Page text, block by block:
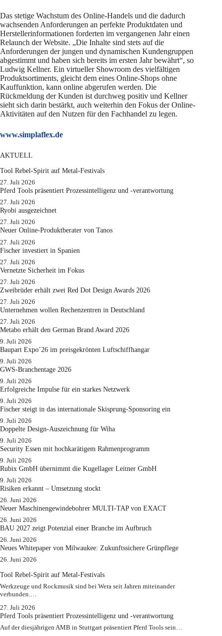
Das stetige Wachstum des Online-Handels und die dadurch
wachsenden Anforderungen an perfekte Produktdaten und
Herstellerinformationen forderten im vergangenen Jahr einen
Relaunch der Website. „Die Inhalte sind stets auf die
Anforderungen der jungen und dynamischen Kundengruppen
abgestimmt und haben sich bereits im ersten Jahr bewährt“, so
Ludwig Kellner. Ein virtueller Showroom des vielfältigen
Produktsortiments, gleicht dem eines Online-Shops ohne
Kauffunktion, kann online abgerufen werden. Die
Rückmeldung der Kunden ist durchweg positiv und Kellner
sieht sich darin bestärkt, auch weiterhin den Fokus der Online-
Aktivitäten auf den Nutzen für den Fachhandel zu legen.
www.simplaflex.de
AKTUELL
Tool Rebel-Spirit auf Metal-Festivals
27. Juli 2026
Pferd Tools präsentiert Prozessintelligenz und -verantwortung
27. Juli 2026
Ryobi ausgezeichnet
27. Juli 2026
Neuer Online-Produktberater von Tanos
27. Juli 2026
Fischer investiert in Spanien
27. Juli 2026
Vernetzte Sicherheit im Fokus
27. Juli 2026
Zweibrüder erhält zwei Red Dot Design Awards 2026
27. Juli 2026
Unternehmen wollen Rechenzentren in Deutschland
27. Juli 2026
Metabo erhält den German Brand Award 2026
9. Juli 2026
Baupart Expo’26 im preisgekrönten Luftschiffhangar
9. Juli 2026
GWS-Branchentage 2026
9. Juli 2026
Erfolgreiche Impulse für ein starkes Netzwerk
9. Juli 2026
Fischer steigt in das internationale Skisprung-Sponsoring ein
9. Juli 2026
Doppelte Design-Auszeichnung für Wiha
9. Juli 2026
Security Essen mit hochkarätigem Rahmenprogramm
9. Juli 2026
Rubix GmbH übernimmt die Kugellager Leitner GmbH
9. Juli 2026
Risiken erkannt – Umsetzung stockt
26. Juni 2026
Neuer Maschinengewindebohrer MULTI-TAP von EXACT
26. Juni 2026
BAU 2027 zeigt Potenzial einer Branche im Aufbruch​
26. Juni 2026
Neues Whitepaper von Milwaukee: Zukunftssichere Grünpflege
26. Juni 2026
Tool Rebel-Spirit auf Metal-Festivals
Werkzeuge und Rockmusik sind bei Wera seit Jahren miteinander
verbunden.…
27. Juli 2026
Pferd Tools präsentiert Prozessintelligenz und -verantwortung
Auf der diesjährigen AMB in Stuttgart präsentiert Pferd Tools sein…